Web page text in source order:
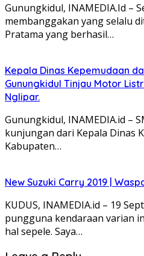
Gunungkidul, INAMEDIA.Id –
membanggakan yang selalu
Pratama yang berhasil…
Kepala Dinas Kepemudaan
Gunungkidul Tinjau Motor
Nglipar.
Gunungkidul, INAMEDIA.id –
kunjungan dari Kepala Dinas
Kabupaten…
New Suzuki Carry 2019 |
KUDUS, INAMEDIA.id – 19
pungguna kendaraan varian
hal sepele. Saya…